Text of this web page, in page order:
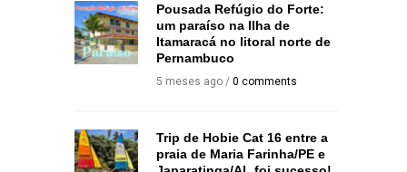
Pousada Refúgio do Forte:
um paraíso na Ilha de
Itamaracá no litoral norte de
Pernambuco
5 meses ago / 0 comments
Trip de Hobie Cat 16 entre a
praia de Maria Farinha/PE e